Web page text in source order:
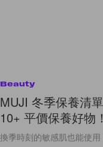
Beauty
MUJI 冬季保養清
10+ 平價保養好物！
換季時刻的敏感肌也能使用